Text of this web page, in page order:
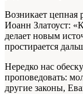
Возникает цепная
Иоанн Златоуст:
делает новым
простирается
Нередко нас
проповедовать:
другие законы,